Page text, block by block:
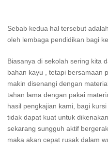
Sebab kedua hal tersebut
oleh lembaga pendidikan bagi
Biasanya di sekolah sering kita
bahan kayu , tetapi bersamaan
makin disenangi dengan
tahan lama dengan pakai
hasil pengkajian kami, bagi
tidak dapat kuat untuk
sekarang sungguh aktif
maka akan cepat rusak dalam